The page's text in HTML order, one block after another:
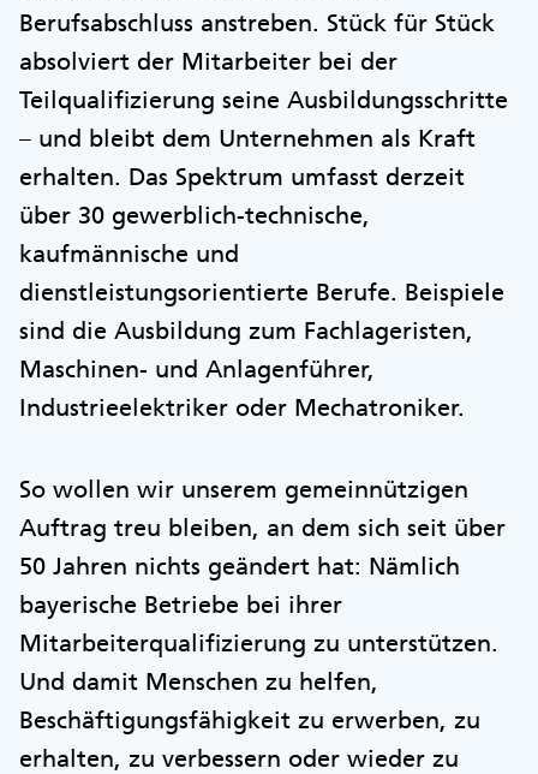
Berufsabschluss anstreben. Stück für Stück
absolviert der Mitarbeiter bei der
Teilqualifizierung seine Ausbildungsschritte
– und bleibt dem Unternehmen als Kraft
erhalten. Das Spektrum umfasst derzeit
über 30 gewerblich-technische,
kaufmännische und
dienstleistungsorientierte Berufe. Beispiele
sind die Ausbildung zum Fachlageristen,
Maschinen- und Anlagenführer,
Industrieelektriker oder Mechatroniker.
So wollen wir unserem gemeinnützigen
Auftrag treu bleiben, an dem sich seit über
50 Jahren nichts geändert hat: Nämlich
bayerische Betriebe bei ihrer
Mitarbeiterqualifizierung zu unterstützen.
Und damit Menschen zu helfen,
Beschäftigungsfähigkeit zu erwerben, zu
erhalten, zu verbessern oder wieder zu